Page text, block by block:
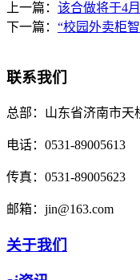
上一篇： 该合做将于4
下一篇： “校园外卖柜
联系我们
总部： 山东省济南市天
电话： 0531-89005613
传真： 0531-89005623
邮箱： jin@163.com
关于我们